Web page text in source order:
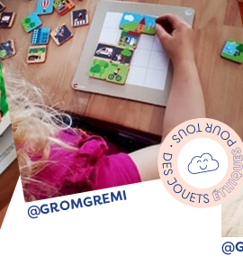
@GROMGREMI